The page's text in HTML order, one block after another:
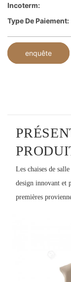
Incoterm:
Type De Paiement:
enquête
Les chaises de
design innovant et
premières